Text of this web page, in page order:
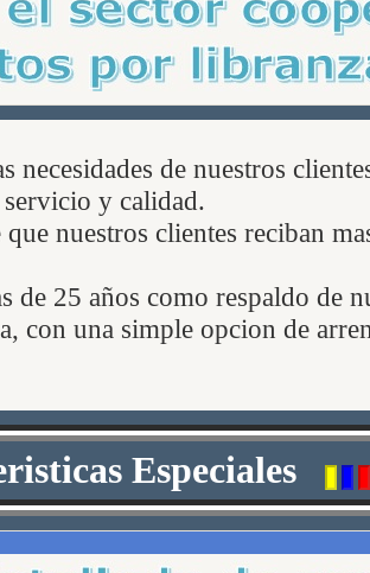
necesidades de nuestros
y calidad.
nuestros clientes reciban
de 25 años como respaldo de
con una simple opcion de
Especiales